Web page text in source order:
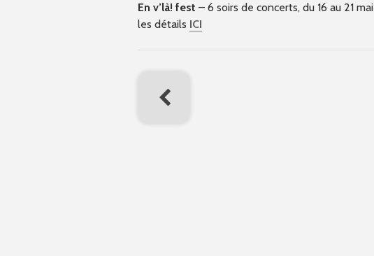
En v’là! fest – 6 soirs de concerts, du 16 au 21 mai
les détails ICI